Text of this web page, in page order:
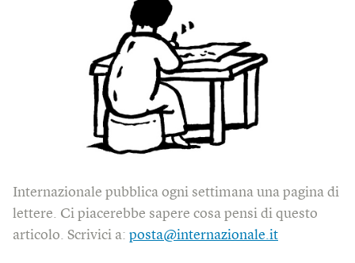
Internazionale pubblica ogni settimana una pagina di
lettere. Ci piacerebbe sapere cosa pensi di questo
articolo. Scrivici a: posta@internazionale.it